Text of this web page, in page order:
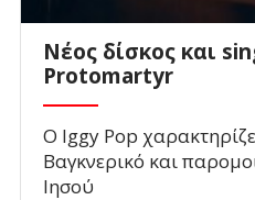
Νέος δίσκος και
Protomartyr
O Iggy Pop
Βαγκνερικό και
Ιησού